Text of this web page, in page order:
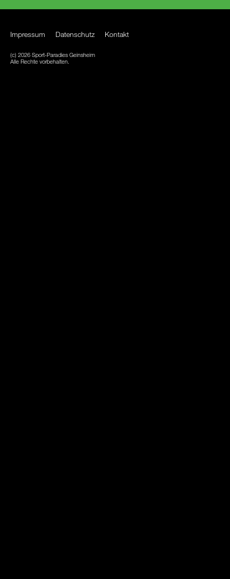
Impressum Datenschutz Kontakt
(c) 2026 Sport-Paradies Geinsheim
Alle Rechte vorbehalten.